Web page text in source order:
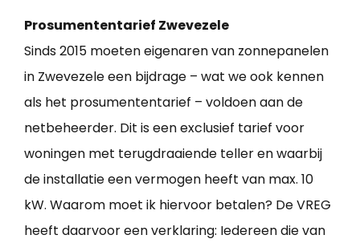
Prosumententarief Zwevezele
Sinds 2015 moeten eigenaren van zonnepanelen
in Zwevezele een bijdrage – wat we ook kennen
als het prosumententarief – voldoen aan de
netbeheerder. Dit is een exclusief tarief voor
woningen met terugdraaiende teller en waarbij
de installatie een vermogen heeft van max. 10
kW. Waarom moet ik hiervoor betalen? De VREG
heeft daarvoor een verklaring: Iedereen die van